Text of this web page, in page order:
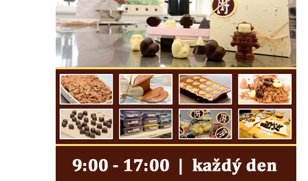
Nanebevzetí Panny Marie v Kynšperku nad
Ohří
Kašna před muzeem historické hasičské
techniky v Konstantinových Lázních
Kašna mezi farou a kostelem svatých Petra
a Pavla ve Žluticích
Kašna v parku Milady Horákové před
Kašna na Benešově náměstí v Teplicích